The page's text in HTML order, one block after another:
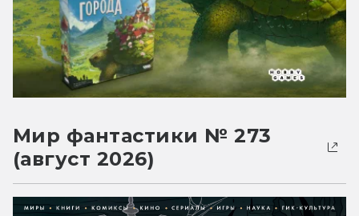
Мир фантастики № 273
(август 2026)